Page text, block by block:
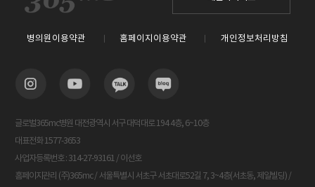
병의원이용약관 홈페이지이용약관 개인정보처리방침
글로벌365mc병원 대전광역시 서구 대덕대로 194 4층, 6~10층
대표전화 1577-3653
사업자등록번호 : 314-27-93161 / 이선호
홈페이지관리 (주)365mc / 서울특별시 서초구 서초대로52길 7, 3~4층(서초동, 제일빌딩) /